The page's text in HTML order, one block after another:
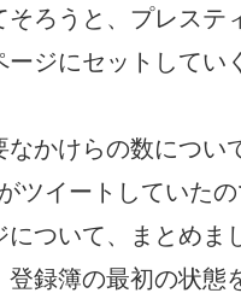
そろうと、プレステ
ージにセットしてい
なかけらの数につい
ツイートしていた
ついて、まとめま
登録簿の最初の状態